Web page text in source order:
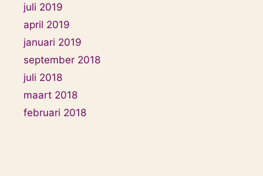
juli 2019
april 2019
januari 2019
september 2018
juli 2018
maart 2018
februari 2018